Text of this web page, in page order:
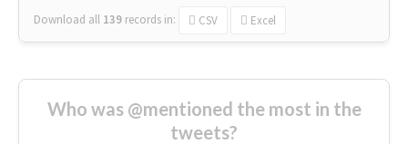
Download all 139 records in: CSV Excel
Who was @mentioned the most in the
tweets?